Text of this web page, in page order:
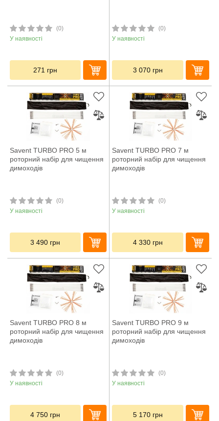
(0)
У наявності
271 грн
(0)
У наявності
3 070 грн
Savent TURBO PRO 5 м
роторний набір для чищення
димоходів
(0)
У наявності
3 490 грн
Savent TURBO PRO 7 м
роторний набір для чищення
димоходів
(0)
У наявності
4 330 грн
Savent TURBO PRO 8 м
роторний набір для чищення
димоходів
(0)
У наявності
4 750 грн
Savent TURBO PRO 9 м
роторний набір для чищення
димоходів
(0)
У наявності
5 170 грн